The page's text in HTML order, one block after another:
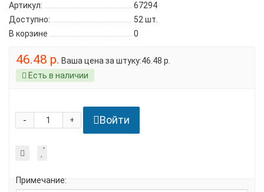
Артикул:
67294
Доступно:
52 шт.
В корзине
0
46.48 р. Ваша цена за штуку:46.48 р.
Есть в наличии
+
- Войти
Примечание: